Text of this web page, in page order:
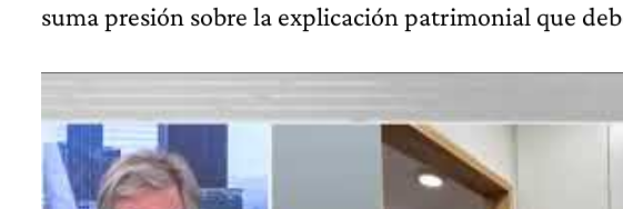
suma presión sobre la explicación patrimonial que